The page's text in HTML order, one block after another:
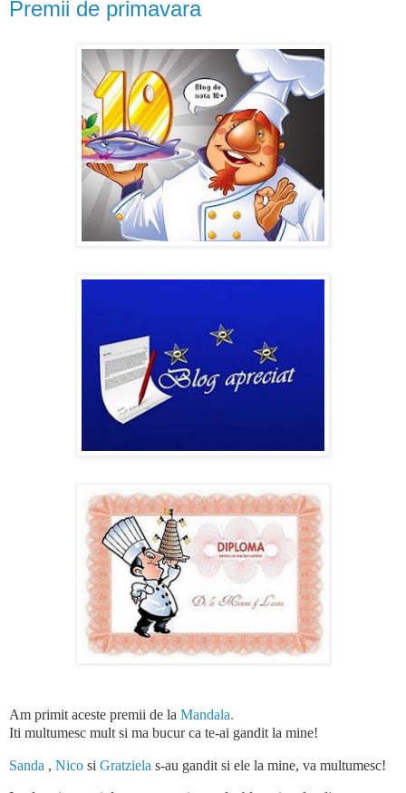
Premii de primavara
Am primit aceste premii de la Mandala.
Iti multumesc mult si ma bucur ca te-ai gandit la mine!
Sanda , Nico si Gratziela s-au gandit si ele la mine, va multumesc!